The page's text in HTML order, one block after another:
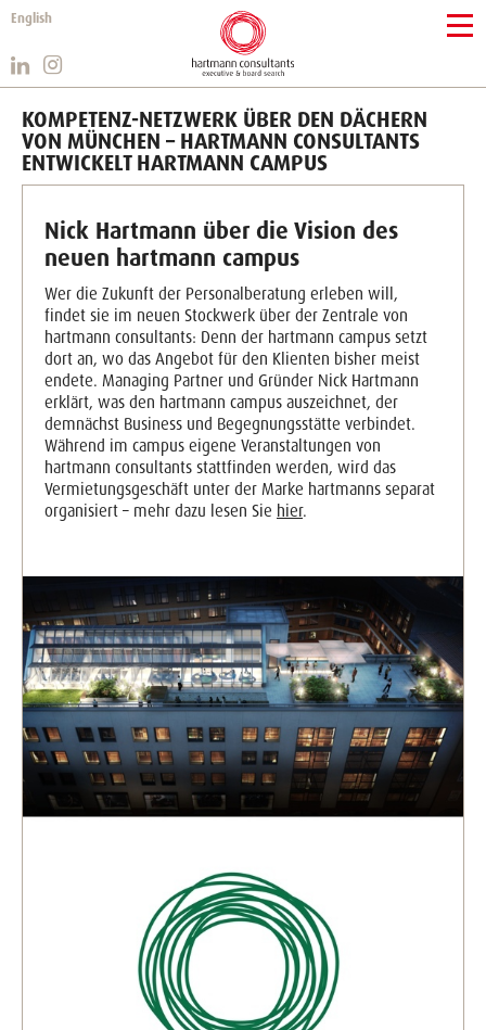
English
KOMPETENZ-NETZWERK ÜBER DEN DÄCHERN
VON MÜNCHEN – HARTMANN CONSULTANTS
ENTWICKELT HARTMANN CAMPUS
Nick Hartmann über die Vision des
neuen hartmann campus
Wer die Zukunft der Personalberatung erleben will,
findet sie im neuen Stockwerk über der Zentrale von
hartmann consultants: Denn der hartmann campus setzt
dort an, wo das Angebot für den Klienten bisher meist
endete. Managing Partner und Gründer Nick Hartmann
erklärt, was den hartmann campus auszeichnet, der
demnächst Business und Begegnungsstätte verbindet.
Während im campus eigene Veranstaltungen von
hartmann consultants stattfinden werden, wird das
Vermietungsgeschäft unter der Marke hartmanns separat
organisiert – mehr dazu lesen Sie hier.